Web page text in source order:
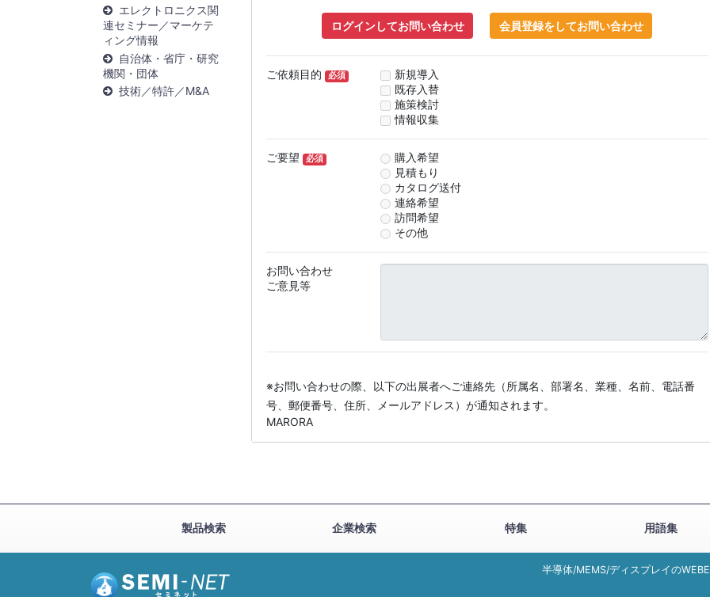
エレクトロニクス関
連セミナー／マーケテ
ィング情報
自治体・省庁・研究
機関・団体
技術／特許／M&A
ログインしてお問い合わせ 会員登録をしてお問い合わせ
ご依頼目的 必須
新規導入
既存入替
施策検討
情報収集
ご要望 必須
購入希望
見積もり
カタログ送付
連絡希望
訪問希望
その他
お問い合わせ
ご意見等
※お問い合わせの際、以下の出展者へご連絡先（所属名、部署名、業種、名前、電話番
号、郵便番号、住所、メールアドレス）が通知されます。
MARORA
製品検索 企業検索 特集 用語集
半導体/MEMS/ディスプレイの